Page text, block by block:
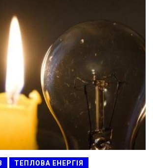
ТЕПЛОВА ЕНЕРГІЯ